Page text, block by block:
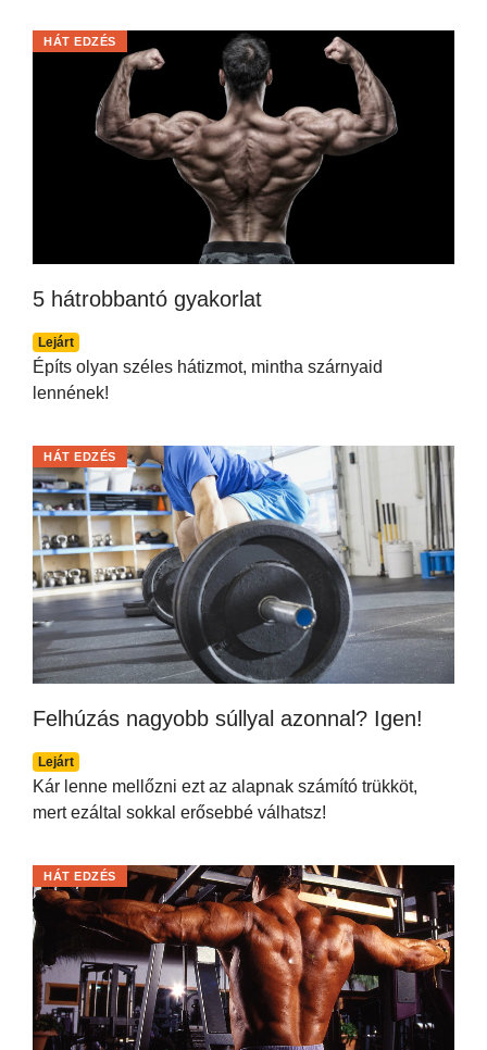
5 hátrobbantó gyakorlat
Lejárt
HÁT EDZÉS
Építs olyan széles hátizmot, mintha szárnyaid
lennének!
Felhúzás nagyobb súllyal azonnal? Igen!
Lejárt
HÁT EDZÉS
Kár lenne mellőzni ezt az alapnak számító trükköt,
mert ezáltal sokkal erősebbé válhatsz!
HÁT EDZÉS